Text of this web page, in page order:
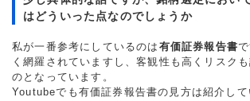
はどういった点なのでしょうか
私が一番参考にしているのは 有価証券報告書
く網羅されていますし、客観性も高くリスク
のとなっています。
Youtubeでも有価証券報告書の見方は紹介して